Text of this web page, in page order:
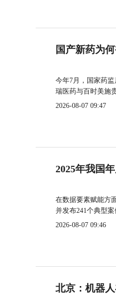
国产新药为
今年7月，国家药
瑞医药与百时美施
2026-08-07 09:47
2025年我国
在数据要素赋能方
并发布241个典型案
2026-08-07 09:46
北京：机器